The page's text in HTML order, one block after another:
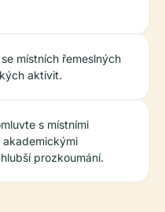
místních řemeslných
aktivit.
s místními
prozkoumání.